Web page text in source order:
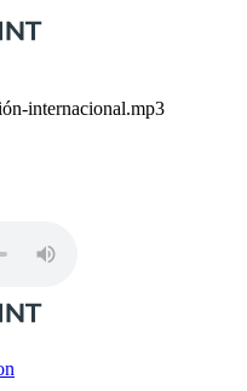
internacional.mp3